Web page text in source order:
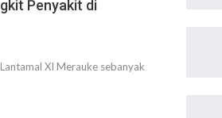
Penyakit di
XI Merauke sebanyak